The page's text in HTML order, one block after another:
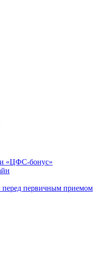
«ЦФС-бонус»
перед первичным приемом